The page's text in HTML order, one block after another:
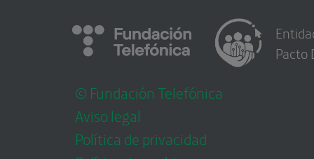
© Fundación Telefónica
Aviso legal
Política de privacidad
Pacto